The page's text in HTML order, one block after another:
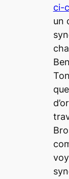
ci-
un